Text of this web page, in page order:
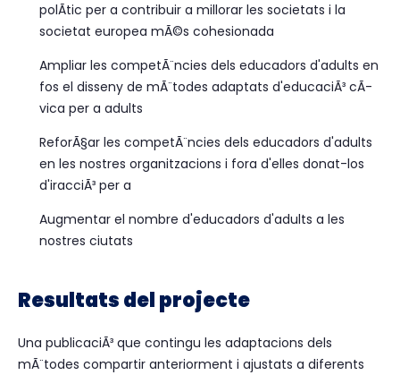
polÃ­tic per a contribuir a millorar les societats i la
societat europea mÃ©s cohesionada
Ampliar les competÃ¨ncies dels educadors d'adults en
fos el disseny de mÃ¨todes adaptats d'educaciÃ³ cÃ­
vica per a adults
ReforÃ§ar les competÃ¨ncies dels educadors d'adults
en les nostres organitzacions i fora d'elles donat-los
d'iracciÃ³ per a
Augmentar el nombre d'educadors d'adults a les
nostres ciutats
Resultats del projecte
Una publicaciÃ³ que contingu les adaptacions dels
mÃ¨todes compartir anteriorment i ajustats a diferents